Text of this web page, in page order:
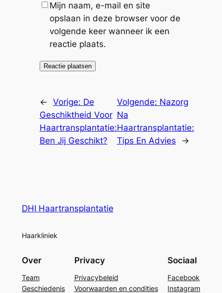
Mijn naam, e-mail en site
opslaan in deze browser voor de
volgende keer wanneer ik een
reactie plaats.
← Vorige: De
Geschiktheid Voor
Haartransplantatie:
Ben Jij Geschikt?
Volgende: Nazorg
Na
Haartransplantatie:
Tips En Advies
→
DHI Haartransplantatie
Haarkliniek
Over
Team
Geschiedenis
Privacy
Privacybeleid
Voorwaarden en condities
Sociaal
Facebook
Instagram